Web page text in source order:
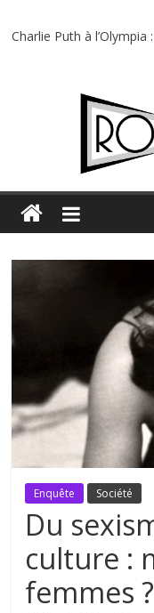
Charlie Puth à
Festival Triptyque : un
Hellfest 2026 vendredi
Hellfest 2026 jeudi :
Première édition du
Enquête Société
Du
culture :
femmes ?